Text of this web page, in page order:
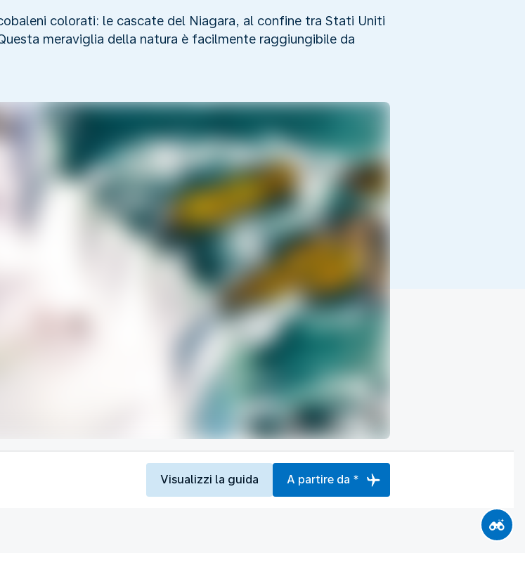
colorati: le cascate del Niagara, al confine tra Stati Uniti
meraviglia della natura è facilmente raggiungibile da
Visualizzi la guida A partire da *